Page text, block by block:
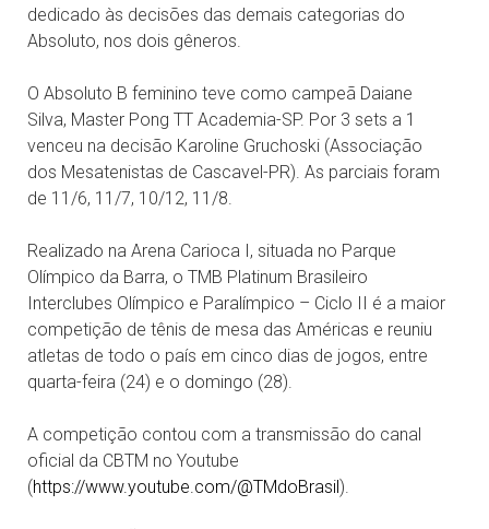
dedicado às decisões das demais categorias do
Absoluto, nos dois gêneros.
O Absoluto B feminino teve como campeã Daiane
Silva, Master Pong TT Academia-SP. Por 3 sets a 1
venceu na decisão Karoline Gruchoski (Associação
dos Mesatenistas de Cascavel-PR). As parciais foram
de 11/6, 11/7, 10/12, 11/8.
Realizado na Arena Carioca I, situada no Parque
Olímpico da Barra, o TMB Platinum Brasileiro
Interclubes Olímpico e Paralímpico – Ciclo II é a maior
competição de tênis de mesa das Américas e reuniu
atletas de todo o país em cinco dias de jogos, entre
quarta-feira (24) e o domingo (28).
A competição contou com a transmissão do canal
oficial da CBTM no Youtube
(https://www.youtube.com/@TMdoBrasil).